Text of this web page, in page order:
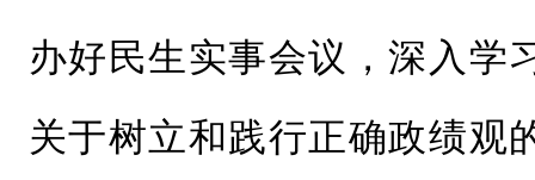
办好民生实事会议，深入学
关于树立和践行正确政绩观